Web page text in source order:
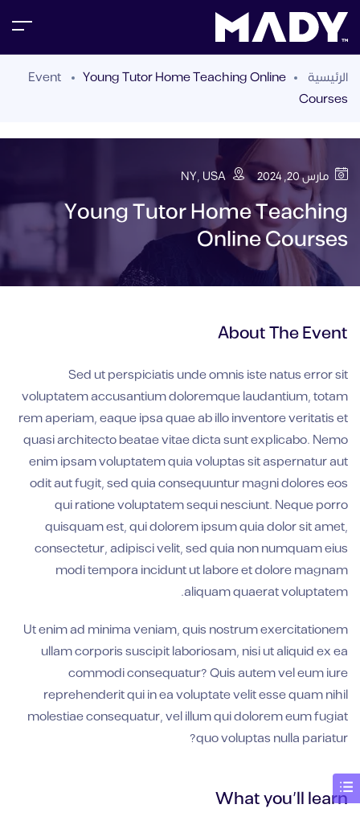
الرئيسية Event
Young Tutor Home Teaching Online
Courses
مارس 20, 2024
Young Tutor Home Teaching
Online Courses
About The Event
Sed ut perspiciatis unde omnis iste natus error sit
voluptatem accusantium doloremque laudantium, totam
rem aperiam, eaque ipsa quae ab illo inventore veritatis et
quasi architecto beatae vitae dicta sunt explicabo. Nemo
enim ipsam voluptatem quia voluptas sit aspernatur aut
odit aut fugit, sed quia consequuntur magni dolores eos
qui ratione voluptatem sequi nesciunt. Neque porro
quisquam est, qui dolorem ipsum quia dolor sit amet,
consectetur, adipisci velit, sed quia non numquam eius
modi tempora incidunt ut labore et dolore magnam
aliquam quaerat voluptatem.
Ut enim ad minima veniam, quis nostrum exercitationem
ullam corporis suscipit laboriosam, nisi ut aliquid ex ea
commodi consequatur? Quis autem vel eum iure
reprehenderit qui in ea voluptate velit esse quam nihil
molestiae consequatur, vel illum qui dolorem eum fugiat
quo voluptas nulla pariatur?
What you’ll learn